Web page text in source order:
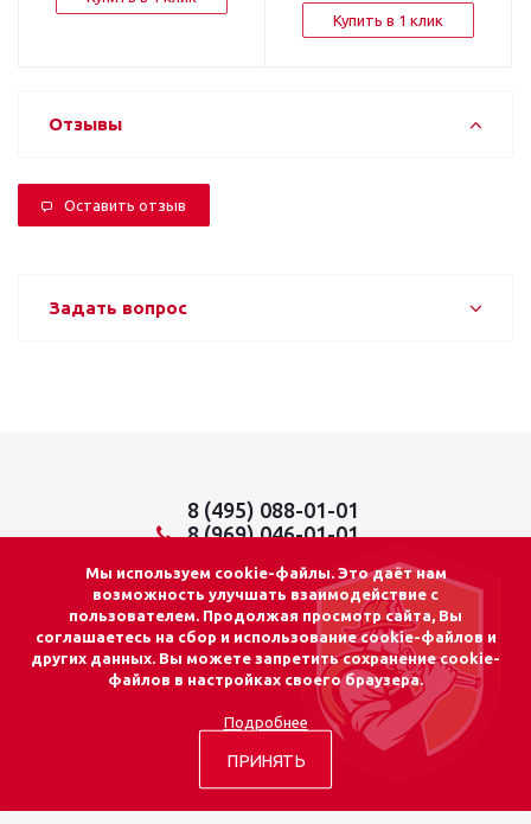
Купить в 1 клик
Отзывы
Оставить отзыв
Задать вопрос
8 (495) 088-01-01
8 (969) 046-01-01
© 2026 «ЛИДЕР 01»
Адрес: г. Москва
ул. Осташковская, д.14, стр.15
Почта:info@lider01.ru
Мы используем cookie-файлы. Это даёт нам
возможность улучшать взаимодействие с
пользователем. Продолжая просмотр сайта, Вы
соглашаетесь на сбор и использование cookie-файлов и
других данных. Вы можете запретить сохранение cookie-
файлов в настройках своего браузера.
Подробнее
ПРИНЯТЬ